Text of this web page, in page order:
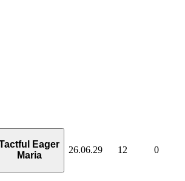
Eager
Maria
26.06.29 12 0